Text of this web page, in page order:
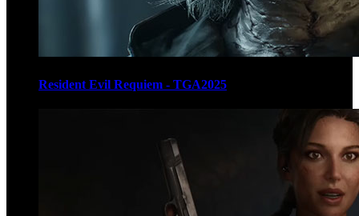
Resident Evil Requiem - TGA2025